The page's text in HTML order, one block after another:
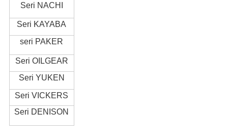
Seri NACHI
Seri KAYABA
seri PAKER
Seri OILGEAR
Seri YUKEN
Seri VICKERS
Seri DENISON